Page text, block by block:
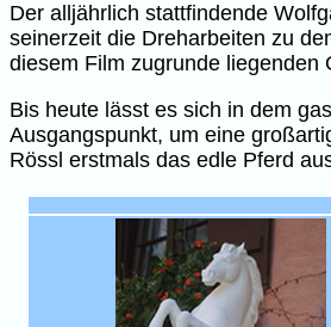
Der alljährlich stattfindende
seinerzeit die Dreharbeiten zu
diesem Film zugrunde liegenden
Bis heute lässt es sich in dem
Ausgangspunkt, um eine
Rössl erstmals das edle Pferd